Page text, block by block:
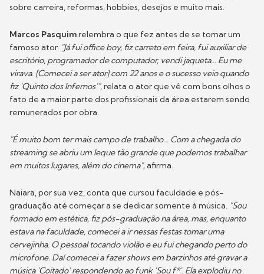
sobre carreira, reformas, hobbies, desejos e muito mais.
Marcos Pasquimrelembra o que fez antes de se tornar um
famoso ator. "Já fui office boy, fiz carreto em feira, fui auxiliar de
escritório, programador de computador, vendi jaqueta... Eu me
virava. [Comecei a ser ator] com 22 anos e o sucesso veio quando
fiz 'Quinto dos Infernos'",relata o ator que vê com bons olhos o
fato de a maior parte dos profissionais da área estarem sendo
remunerados por obra.
"É muito bom ter mais campo de trabalho... Com a chegada do
streaming se abriu um leque tão grande que podemos trabalhar
em muitos lugares, além do cinema",afirma.
Naiara, por sua vez, conta que cursou faculdade e pós-
graduação até começar a se dedicar somente à música. "Sou
formado em estética, fiz pós-graduação na área, mas, enquanto
estava na faculdade, comecei a ir nessas festas tomar uma
cervejinha. O pessoal tocando violão e eu fui chegando perto do
microfone. Daí comecei a fazer shows em barzinhos até gravar a
música 'Coitado' respondendo ao funk 'Sou f*'. Ela explodiu no